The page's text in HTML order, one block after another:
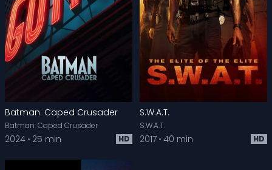
Batman: Caped Crusader
Batman: Caped Crusader
2024 25 min HD
S.W.A.T.
S.W.A.T.
2017 40 min HD